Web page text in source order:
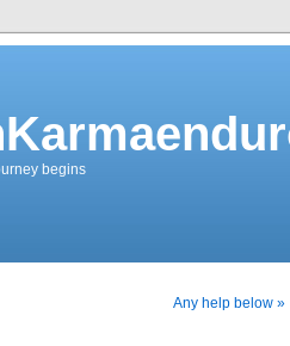
begins
Any help below »